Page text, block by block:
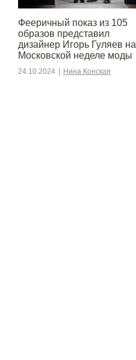
Фееричный показ из 105
образов представил
дизайнер Игорь Гуляев на
Московской неделе моды
24.10.2024 Нина Конская